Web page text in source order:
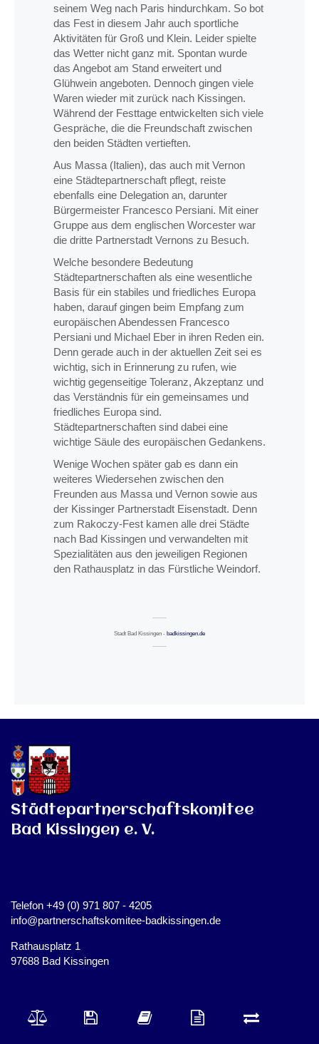
seinem Weg nach Paris hindurchkam. So bot
das Fest in diesem Jahr auch sportliche
Aktivitäten für Groß und Klein. Leider spielte
das Wetter nicht ganz mit. Spontan wurde
das Angebot am Stand erweitert und
Glühwein angeboten. Dennoch gingen viele
Waren wieder mit zurück nach Kissingen.
Während der Festtage entwickelten sich viele
Gespräche, die die Freundschaft zwischen
den beiden Städten vertieften.
Aus Massa (Italien), das auch mit Vernon
eine Städtepartnerschaft pflegt, reiste
ebenfalls eine Delegation an, darunter
Bürgermeister Francesco Persiani. Mit einer
Gruppe aus dem englischen Worcester war
die dritte Partnerstadt Vernons zu Besuch.
Welche besondere Bedeutung
Städtepartnerschaften als eine wesentliche
Basis für ein stabiles und friedliches Europa
haben, darauf gingen beim Empfang zum
europäischen Abendessen Francesco
Persiani und Michael Eber in ihren Reden ein.
Denn gerade auch in der aktuellen Zeit sei es
wichtig, sich in Erinnerung zu rufen, wie
wichtig gegenseitige Toleranz, Akzeptanz und
das Verständnis für ein gemeinsames und
friedliches Europa sind.
Städtepartnerschaften sind dabei eine
wichtige Säule des europäischen Gedankens.
Wenige Wochen später gab es dann ein
weiteres Wiedersehen zwischen den
Freunden aus Massa und Vernon sowie aus
der Kissinger Partnerstadt Eisenstadt. Denn
zum Rakoczy-Fest kamen alle drei Städte
nach Bad Kissingen und verwandelten mit
Spezialitäten aus den jeweiligen Regionen
den Rathausplatz in das Fürstliche Weindorf.
Stadt Bad Kissingen - badkissingen.de
Städtepartnerschaftskomitee
Bad Kissingen e. V.
Telefon +49 (0) 971 807 - 4205
info@partnerschaftskomitee-badkissingen.de
Rathausplatz 1
97688 Bad Kissingen